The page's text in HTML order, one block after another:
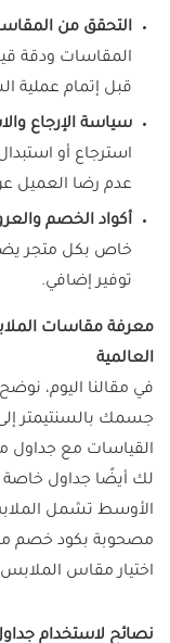
التحقق من
المقاسات ودقة
قبل إتمام عملية
سياسة الإرجاع
استرجاع أو
عدم رضا العميل
أكواد الخصم
خاص بكل متجر
توفير إضافي.
معرفة مقاسات
العالمية
في مقالنا اليوم،
جسمك بالسنتيمتر
القياسات مع جداول
لك أيضًا جداول خاصة
الأوسط تشمل
مصحوبة بكود خصم
اختيار مقاس
نصائح لاستخدام